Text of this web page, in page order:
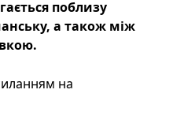
поблизу
а також між
на